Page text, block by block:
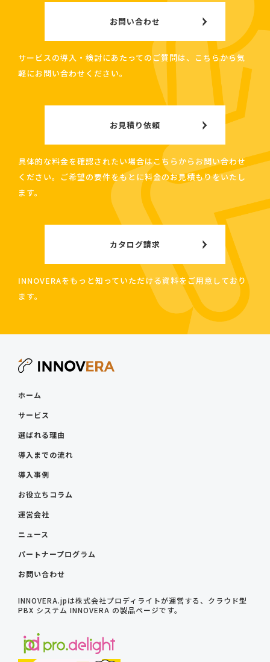
お問い合わせ
サービスの導入・検討にあたってのご質問は、こちらから気
軽にお問い合わせください。
お見積り依頼
具体的な料金を確認されたい場合はこちらからお問い合わせ
ください。ご希望の要件をもとに料金のお見積もりをいたし
ます。
カタログ請求
INNOVERAをもっと知っていただける資料をご用意しており
ます。
ホーム
サービス
選ばれる理由
導入までの流れ
導入事例
お役立ちコラム
運営会社
ニュース
パートナープログラム
お問い合わせ
INNOVERA.jpは株式会社プロディライトが運営する、クラウド型
PBX システム INNOVERA の製品ページです。